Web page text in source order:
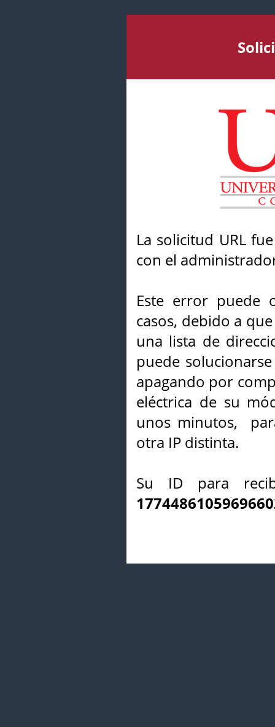
La solicitud URL
con el
Este error puede
casos, debido a
una lista de
puede
apagando por
eléctrica de su
unos minutos,
otra IP distinta.
Su ID para